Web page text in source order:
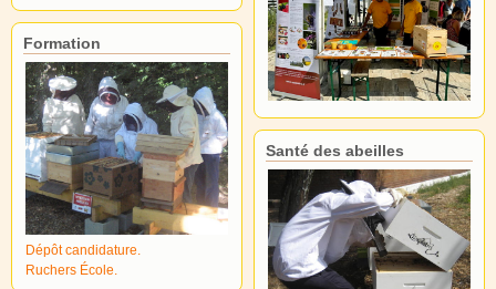
Formation
Dépôt candidature.
Ruchers École.
Santé des abeilles